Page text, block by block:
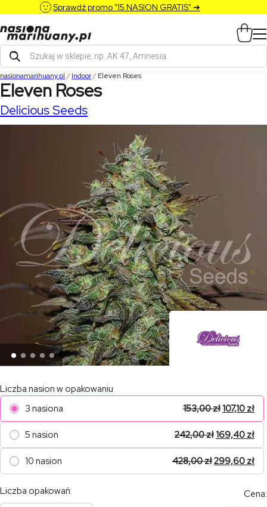
Sprawdź promo "15 NASION GRATIS" ➔
Wyszukiwarka
produktów
nasionamarihuany.pl / Indoor/ Eleven Roses
Eleven Roses
Delicious Seeds
Liczba nasion w opakowaniu
3 nasiona
153,00zł107,10 zł
5 nasion 242,00zł169,40 zł
10 nasion 428,00zł299,60 zł
Liczba opakowań:
Cena: